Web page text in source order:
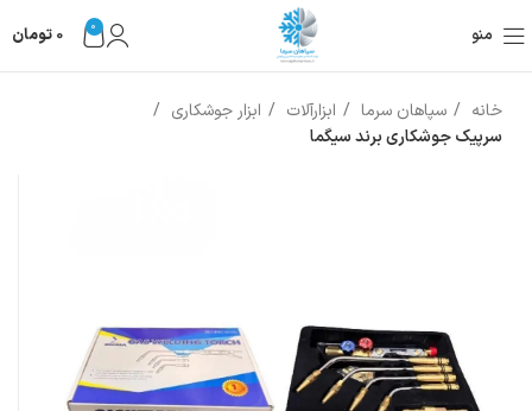
منو 0
0 تومان
خانه سپاهان سرما ابزارآلات
ابزار جوشکاری
سرپیک جوشکاری برند سیگما